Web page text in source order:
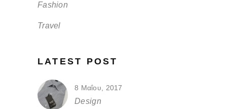
Fashion
Travel
LATEST POST
8 Μαΐου, 2017
Design